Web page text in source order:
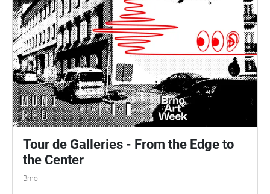
Tour de Galleries - From the Edge to
the Center
Brno